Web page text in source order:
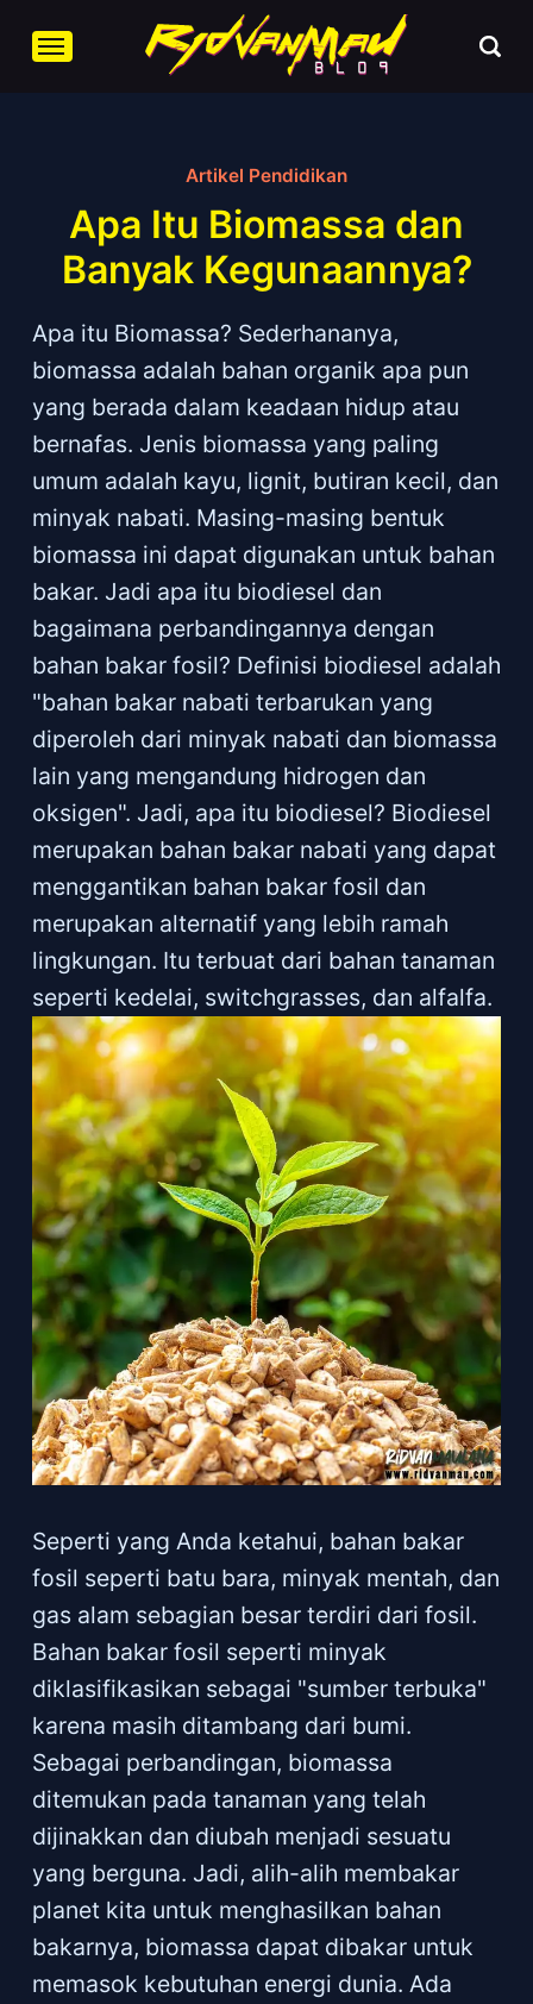
Artikel Pendidikan
Apa Itu Biomassa dan
Banyak Kegunaannya?
Apa itu Biomassa? Sederhananya,
biomassa adalah bahan organik apa pun
yang berada dalam keadaan hidup atau
bernafas. Jenis biomassa yang paling
umum adalah kayu, lignit, butiran kecil, dan
minyak nabati. Masing-masing bentuk
biomassa ini dapat digunakan untuk bahan
bakar. Jadi apa itu biodiesel dan
bagaimana perbandingannya dengan
bahan bakar fosil? Definisi biodiesel adalah
"bahan bakar nabati terbarukan yang
diperoleh dari minyak nabati dan biomassa
lain yang mengandung hidrogen dan
oksigen". Jadi, apa itu biodiesel? Biodiesel
merupakan bahan bakar nabati yang dapat
menggantikan bahan bakar fosil dan
merupakan alternatif yang lebih ramah
lingkungan. Itu terbuat dari bahan tanaman
seperti kedelai, switchgrasses, dan alfalfa.
Seperti yang Anda ketahui, bahan bakar
fosil seperti batu bara, minyak mentah, dan
gas alam sebagian besar terdiri dari fosil.
Bahan bakar fosil seperti minyak
diklasifikasikan sebagai "sumber terbuka"
karena masih ditambang dari bumi.
Sebagai perbandingan, biomassa
ditemukan pada tanaman yang telah
dijinakkan dan diubah menjadi sesuatu
yang berguna. Jadi, alih-alih membakar
planet kita untuk menghasilkan bahan
bakarnya, biomassa dapat dibakar untuk
memasok kebutuhan energi dunia. Ada